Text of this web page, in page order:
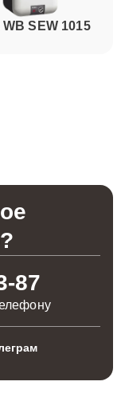
WB SEW 1015
87